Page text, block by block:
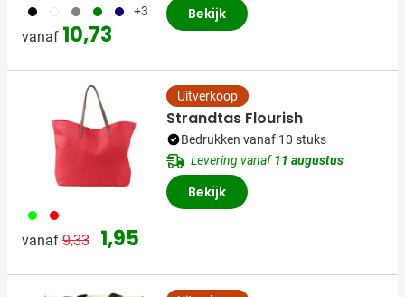
001 002 003 004 005 +3
vanaf 10,73
Bekijk
019 008
vanaf Normale prijs
9,33 Speciale prijs
1,95
Uitverkoop
Strandtas Flourish
Bedrukken vanaf 10 stuks
Levering vanaf11 augustus
Bekijk